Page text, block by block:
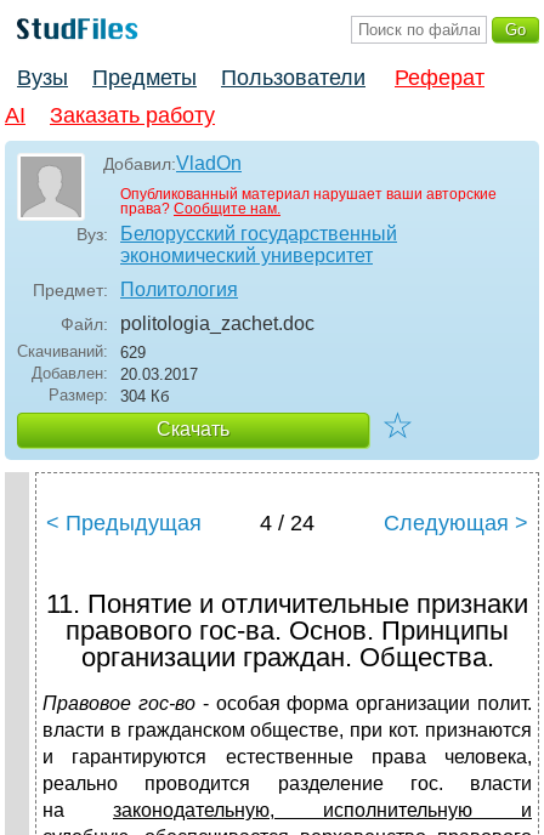
Вузы Предметы Пользователи
Реферат
AI
Заказать работу
Добавил:VladOn
Опубликованный материал нарушает ваши авторские
права? Сообщите нам.
Вуз:
Белорусский государственный
экономический университет
Предмет: Политология
Файл: politologia_zachet.doc
Скачиваний:
629
Добавлен:
20.03.2017
Размер:
304 Кб
Скачать ☆
< Предыдущая 4 / 24 Следующая >
11. Понятие и отличительные признаки
правового гос-ва. Основ. Принципы
организации граждан. Общества.
Правовое гос-во- особая форма организации полит.
власти в гражданском обществе, при кот. признаются
и гарантируются естественные права человека,
реально проводится разделение гос. власти
на законодательную, исполнительную и